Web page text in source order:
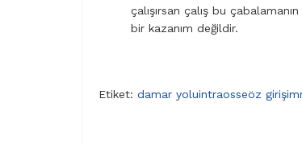
çalışırsan çalış bu
bir kazanım değildir.
Etiket: damar yoluintraosseöz girişim